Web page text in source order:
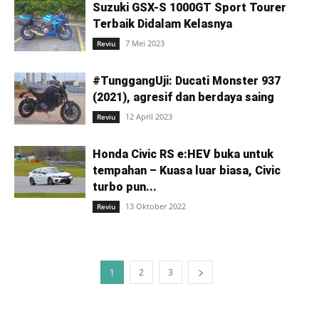
Suzuki GSX-S 1000GT Sport Tourer
Terbaik Didalam Kelasnya
Reviu 7 Mei 2023
#TunggangUji: Ducati Monster 937
(2021), agresif dan berdaya saing
Reviu 12 April 2023
Honda Civic RS e:HEV buka untuk
tempahan – Kuasa luar biasa, Civic
turbo pun...
Reviu 13 Oktober 2022
1 2 3